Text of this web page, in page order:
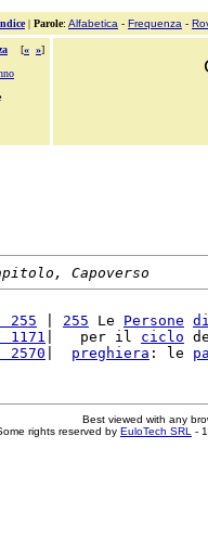
| Parole: Alfabetica - Frequenza -
[« »]
Capoverso
255
255 Le Persone
1171
|   per il ciclo
2570
preghiera : le
Best viewed with any
rights reserved by EuloTech SRL -